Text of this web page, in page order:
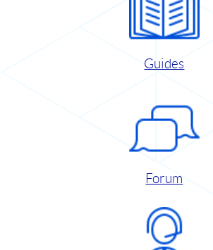
Guides
Forum